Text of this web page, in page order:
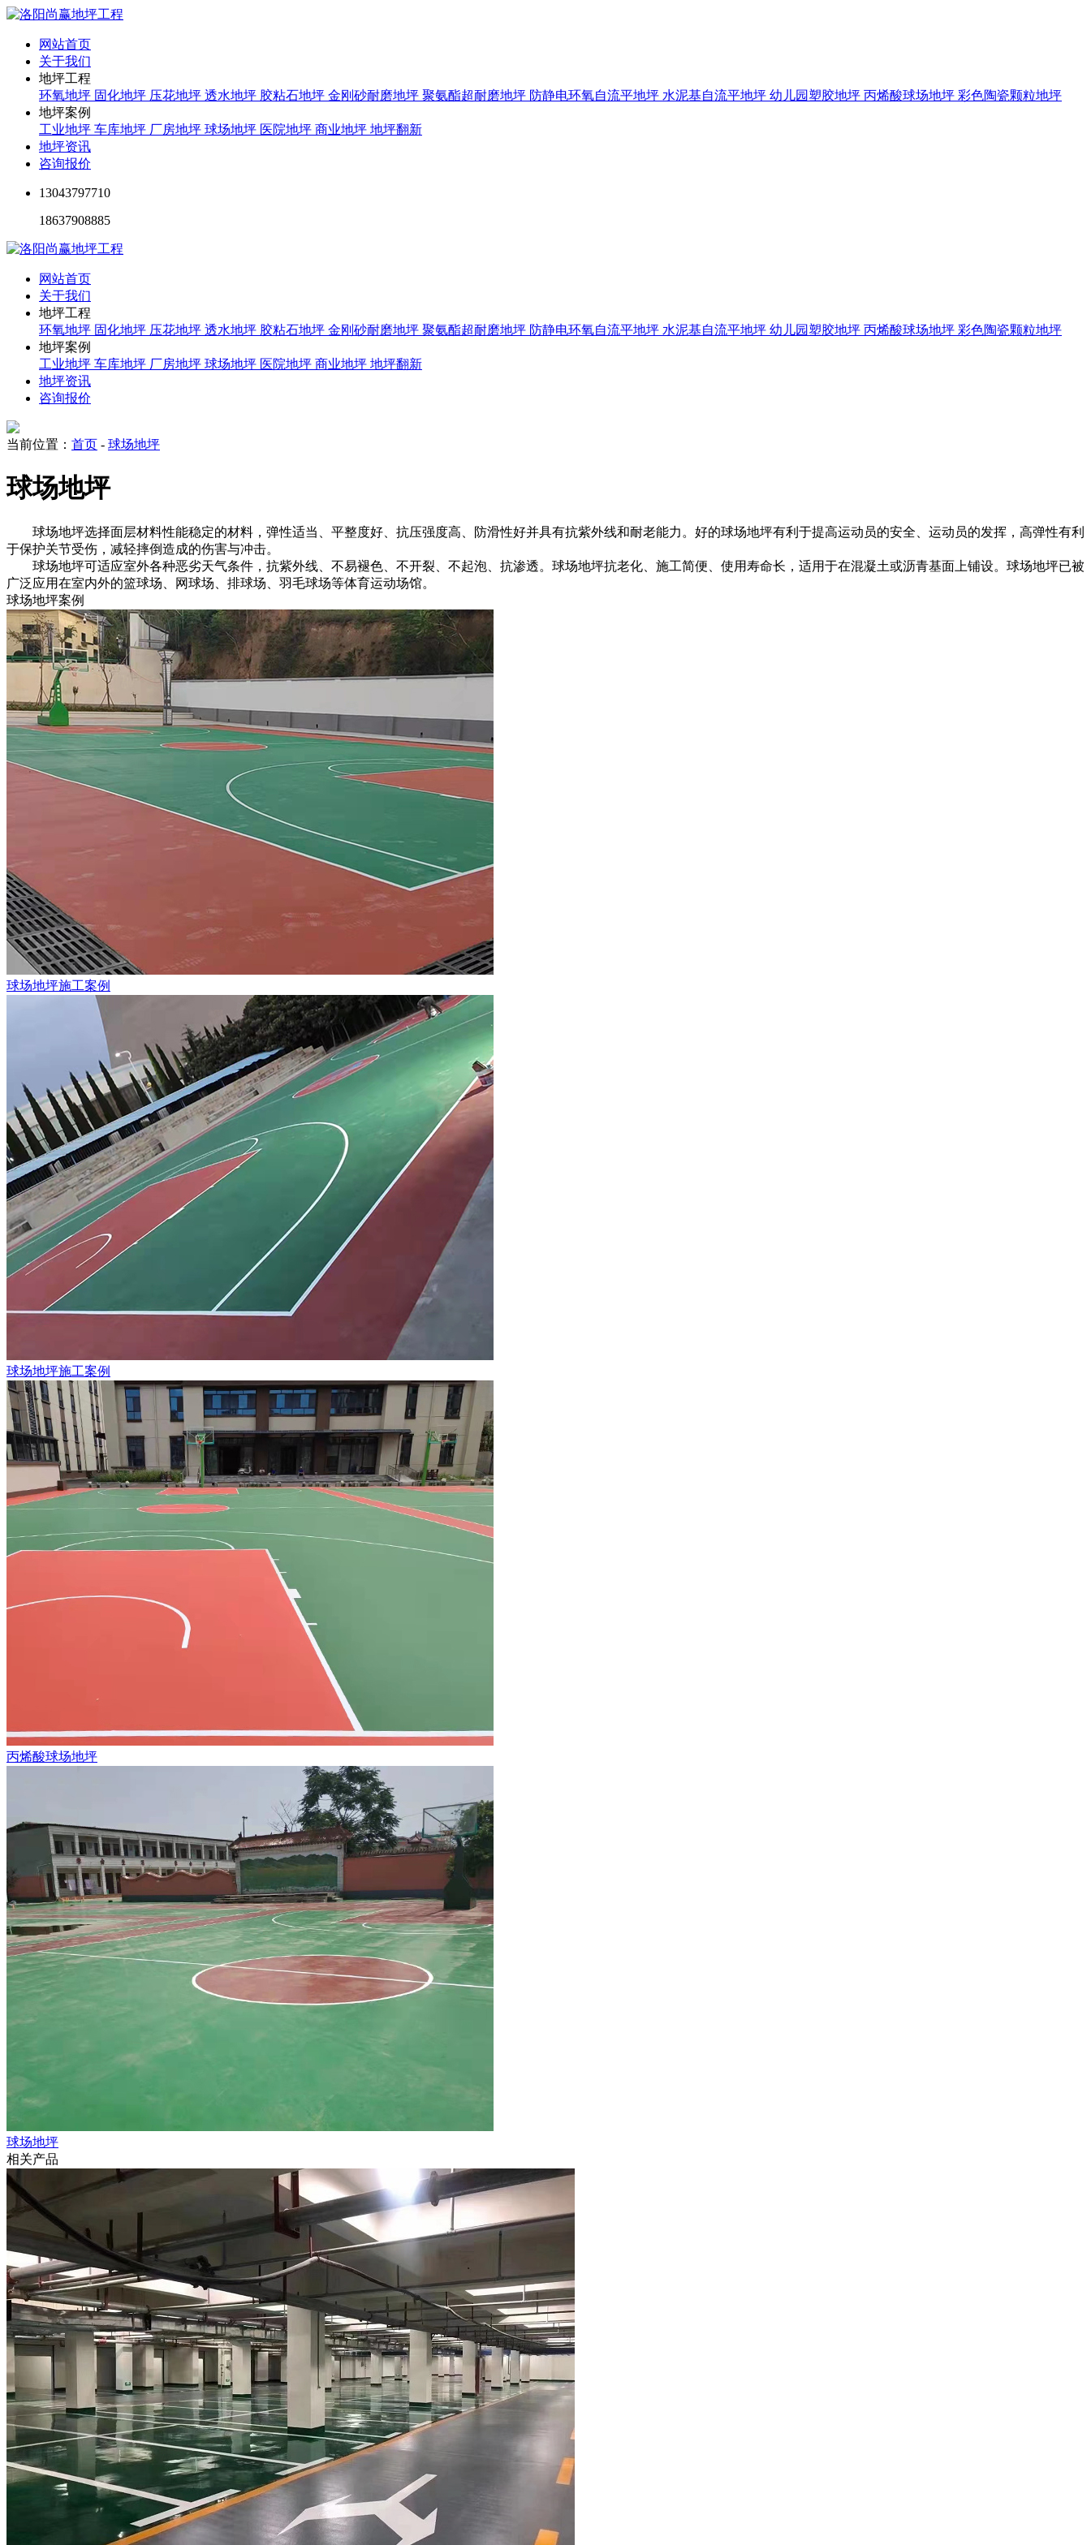
网站首页
关于我们
地坪工程
环氧地坪 固化地坪 压花地坪 透水地坪 胶粘石地坪 金刚砂耐磨地坪 聚氨酯超耐磨地坪 防静电环氧自流平地坪 水泥基自流平地坪 幼儿园塑胶地坪 丙烯酸球场地坪 彩色陶瓷颗粒地坪
地坪案例
工业地坪 车库地坪 厂房地坪 球场地坪 医院地坪 商业地坪 地坪翻新
地坪资讯
咨询报价
13043797710
18637908885
网站首页
关于我们
地坪工程
环氧地坪 固化地坪 压花地坪 透水地坪 胶粘石地坪 金刚砂耐磨地坪 聚氨酯超耐磨地坪 防静电环氧自流平地坪 水泥基自流平地坪 幼儿园塑胶地坪 丙烯酸球场地坪 彩色陶瓷颗粒地坪
地坪案例
工业地坪 车库地坪 厂房地坪 球场地坪 医院地坪 商业地坪 地坪翻新
地坪资讯
咨询报价
当前位置： 首页 - 球场地坪
球场地坪
球场地坪选择面层材料性能稳定的材料，弹性适当、平整度好、抗压强度高、防滑性好并具有抗紫外线和耐老能力。好的球场地坪有利于提高运动员的安全、运动员的发挥，高弹性有利
于保护关节受伤，减轻摔倒造成的伤害与冲击。
球场地坪可适应室外各种恶劣天气条件，抗紫外线、不易褪色、不开裂、不起泡、抗渗透。球场地坪抗老化、施工简便、使用寿命长，适用于在混凝土或沥青基面上铺设。球场地坪已被
广泛应用在室内外的篮球场、网球场、排球场、羽毛球场等体育运动场馆。
球场地坪案例
球场地坪施工案例
球场地坪施工案例
丙烯酸球场地坪
球场地坪
相关产品